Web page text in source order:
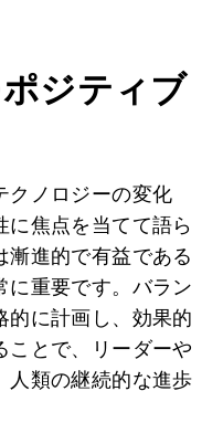
ポジティブ
クノロジーの変化
に焦点を当てて語ら
漸進的で有益である
に重要です。バラン
的に計画し、効果的
ことで、リーダーや
人類の継続的な進歩